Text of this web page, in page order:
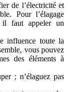
de l’électricité et
Pour l’élagage
il faut appeler un
influence toute la
vous pouvez
des éléments à
; n’élaguez pas